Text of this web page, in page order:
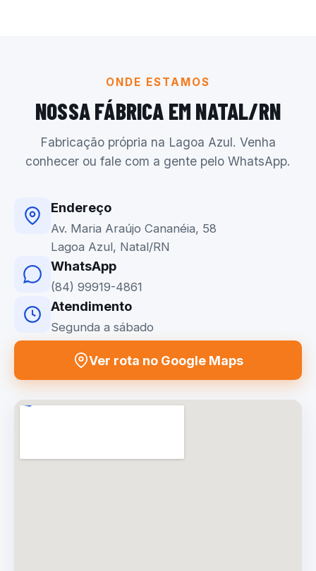
ONDE ESTAMOS
NOSSA FÁBRICA EM NATAL/RN
Fabricação própria na Lagoa Azul. Venha
conhecer ou fale com a gente pelo WhatsApp.
Endereço
Av. Maria Araújo Cananéia, 58
Lagoa Azul, Natal/RN
WhatsApp
(84) 99919-4861
Atendimento
Segunda a sábado
Ver rota no Google Maps